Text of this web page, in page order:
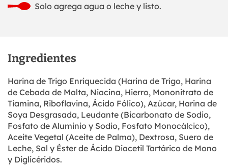
Solo agrega agua o leche y listo.
Ingredientes
Harina de Trigo Enriquecida (Harina de Trigo, Harina
de Cebada de Malta, Niacina, Hierro, Mononitrato de
Tiamina, Riboflavina, Ácido Fólico), Azúcar, Harina de
Soya Desgrasada, Leudante (Bicarbonato de Sodio,
Fosfato de Aluminio y Sodio, Fosfato Monocálcico),
Aceite Vegetal (Aceite de Palma), Dextrosa, Suero de
Leche, Sal y Éster de Ácido Diacetil Tartárico de Mono
y Diglicéridos.